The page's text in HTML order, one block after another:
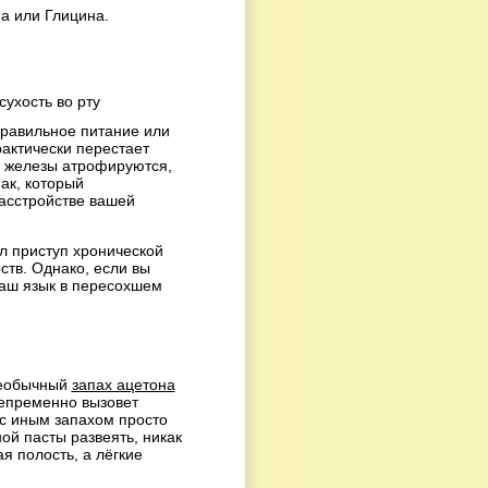
или Глицина.
питание или
перестает
атрофируются,
который
вашей
хронической
Однако, если вы
язык в пересохшем
запах ацетона
вызовет
иным запахом просто
пасты развеять, никак
полость, а лёгкие